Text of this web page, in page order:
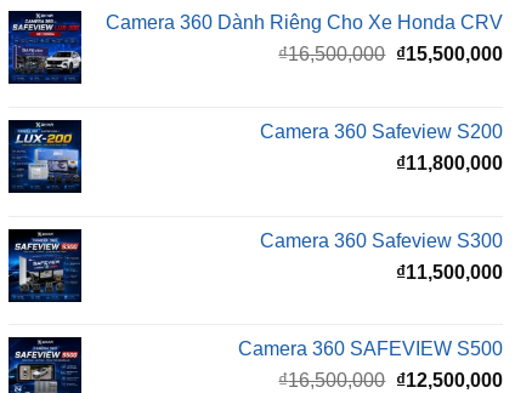
Camera 360 Dành Riêng Cho Xe Honda CRV
₫16,500,000 Giá
₫16,500,000.
₫15,500,000
Camera 360 Safeview S200
₫11,800,000
Camera 360 Safeview S300
₫11,500,000
Camera 360 SAFEVIEW S500
₫16,500,000 Giá
₫12,500,000